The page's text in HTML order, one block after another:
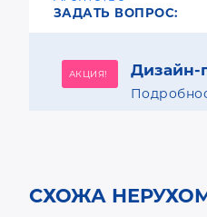
ЗАДАТЬ ВОПРОС:
АКЦИЯ! Дизайн-
СХОЖА